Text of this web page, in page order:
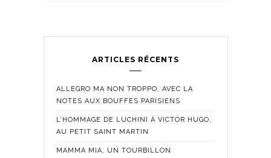
ARTICLES RÉCENTS
ALLEGRO MA NON TROPPO, AVEC LA
NOTES AUX BOUFFES PARISIENS
L’HOMMAGE DE LUCHINI À VICTOR HUGO,
AU PETIT SAINT MARTIN
MAMMA MIA, UN TOURBILLON